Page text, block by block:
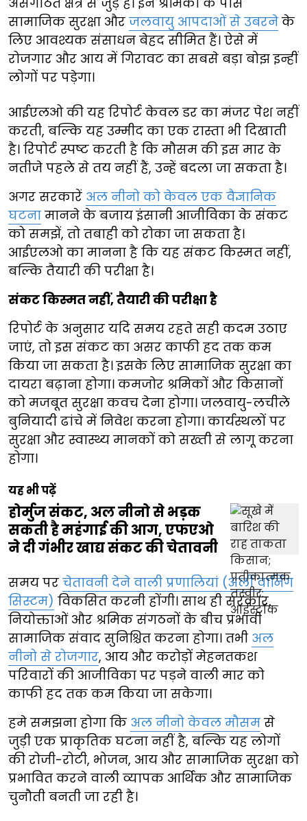
सामाजिक सुरक्षा और जलवायु आपदाओं से उबरने के
लिए आवश्यक संसाधन बेहद सीमित हैं। ऐसे में
रोजगार और आय में गिरावट का सबसे बड़ा बोझ इन्हीं
लोगों पर पड़ेगा।
आईएलओ की यह रिपोर्ट केवल डर का मंजर पेश नहीं
करती, बल्कि यह उम्मीद का एक रास्ता भी दिखाती
है। रिपोर्ट स्पष्ट करती है कि मौसम की इस मार के
नतीजे पहले से तय नहीं हैं, उन्हें बदला जा सकता है।
अगर सरकारें अल नीनो को केवल एक वैज्ञानिक
घटना मानने के बजाय इंसानी आजीविका के संकट
को समझें, तो तबाही को रोका जा सकता है।
आईएलओ का मानना है कि यह संकट किस्मत नहीं,
बल्कि तैयारी की परीक्षा है।
संकट किस्मत नहीं, तैयारी की परीक्षा है
रिपोर्ट के अनुसार यदि समय रहते सही कदम उठाए
जाएं, तो इस संकट का असर काफी हद तक कम
किया जा सकता है। इसके लिए सामाजिक सुरक्षा का
दायरा बढ़ाना होगा। कमजोर श्रमिकों और किसानों
को मजबूत सुरक्षा कवच देना होगा। जलवायु-लचीले
बुनियादी ढांचे में निवेश करना होगा। कार्यस्थलों पर
सुरक्षा और स्वास्थ्य मानकों को सख्ती से लागू करना
होगा।
यह भी पढ़ें
होर्मुज संकट, अल नीनो से भड़क
सकती है महंगाई की आग, एफएओ
ने दी गंभीर खाद्य संकट की चेतावनी
समय पर चेतावनी देने वाली प्रणालियां (अर्ली वार्निंग
सिस्टम) विकसित करनी होंगी। साथ ही सरकार,
नियोक्ताओं और श्रमिक संगठनों के बीच प्रभावी
सामाजिक संवाद सुनिश्चित करना होगा। तभी अल
नीनो से रोजगार, आय और करोड़ों मेहनतकश
परिवारों की आजीविका पर पड़ने वाली मार को
काफी हद तक कम किया जा सकेगा।
हमे समझना होगा कि अल नीनो केवल मौसम से
जुड़ी एक प्राकृतिक घटना नहीं है, बल्कि यह लोगों
की रोजी-रोटी, भोजन, आय और सामाजिक सुरक्षा को
प्रभावित करने वाली व्यापक आर्थिक और सामाजिक
चुनौती बनती जा रही है।